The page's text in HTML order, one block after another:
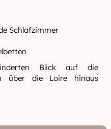
Schlafzimmer
Blick auf die
über die Loire hinaus